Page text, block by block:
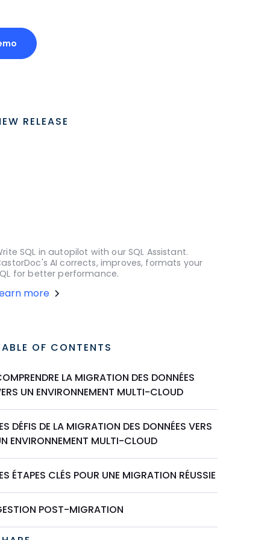
RELEASE
SQL in autopilot with our SQL Assistant.
AI corrects, improves, formats your
for better performance.
more
OF CONTENTS
LA MIGRATION DES DONNÉES
UN ENVIRONNEMENT MULTI-CLOUD
DÉFIS DE LA MIGRATION DES DONNÉES VERS
ENVIRONNEMENT MULTI-CLOUD
ÉTAPES CLÉS POUR UNE MIGRATION RÉUSSIE
POST-MIGRATION